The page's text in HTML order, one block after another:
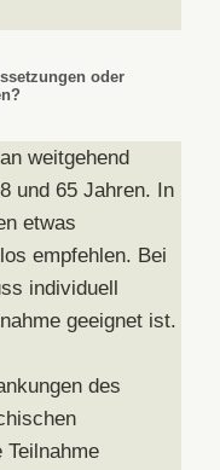
oder
weitgehend
und 65 Jahren. In
etwas
empfehlen. Bei
individuell
geeignet ist.
des